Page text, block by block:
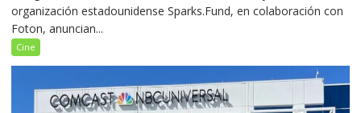
organización estadounidense Sparks.Fund, en colaboración con
Foton, anuncian...
Cine